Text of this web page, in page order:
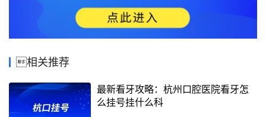
相关推荐
最新看牙攻略：杭州口腔医院看牙怎
么挂号挂什么科